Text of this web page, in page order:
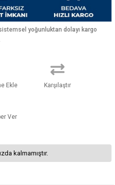
yoğunluktan dolayı kargo
Ekle Karşılaştır
Ver
kalmamıştır.